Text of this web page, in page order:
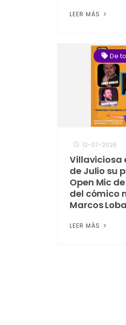
LEER MÁS
De
12-07-2026
Villaviciosa
de Julio su
Open Mic
del cómico
Marcos
LEER MÁS